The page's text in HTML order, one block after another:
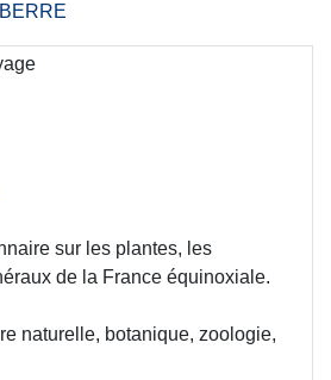
sur les plantes, les
de la France équinoxiale.
naturelle, botanique, zoologie,